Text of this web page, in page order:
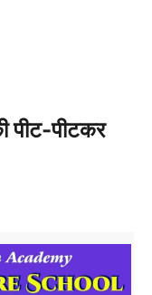
पीट-पीटकर